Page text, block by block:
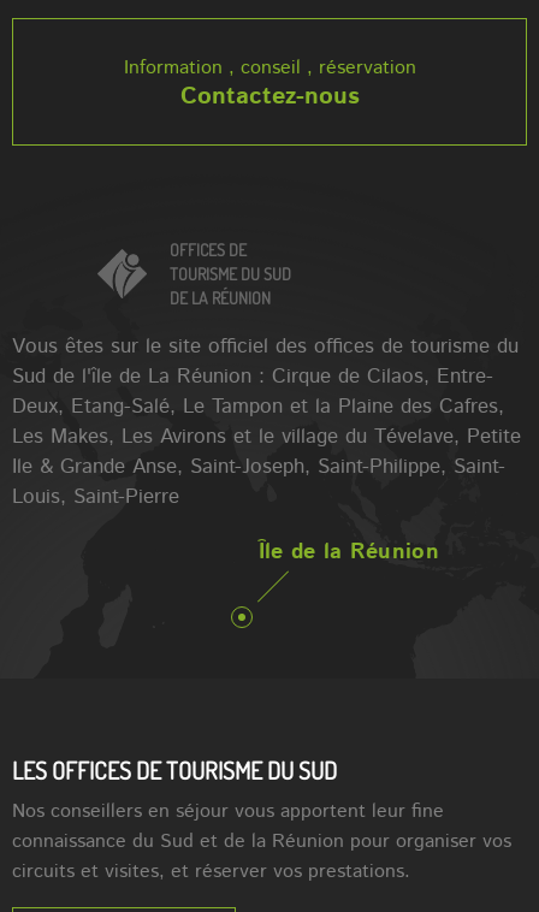
Île de la Réunion
Information , conseil , réservation
Contactez-nous
OFFICES DE
TOURISME DU SUD
DE LA RÉUNION
Vous êtes sur le site officiel des offices de tourisme du
Sud de l'île de La Réunion : Cirque de Cilaos, Entre-
Deux, Etang-Salé, Le Tampon et la Plaine des Cafres,
Les Makes, Les Avirons et le village du Tévelave, Petite
Ile & Grande Anse, Saint-Joseph, Saint-Philippe, Saint-
Louis, Saint-Pierre
LES OFFICES DE TOURISME DU SUD
Nos conseillers en séjour vous apportent leur fine
connaissance du Sud et de la Réunion pour organiser vos
circuits et visites, et réserver vos prestations.